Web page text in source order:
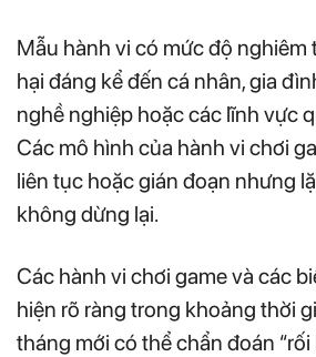
Mẫu hành vi có mức độ nghiêm
hại đáng kể đến cá nhân, gia
nghề nghiệp hoặc các lĩnh vực
Các mô hình của hành vi chơi
liên tục hoặc gián đoạn nhưng
không dừng lại.
Các hành vi chơi game và các
hiện rõ ràng trong khoảng thời
tháng mới có thể chẩn đoán “rối